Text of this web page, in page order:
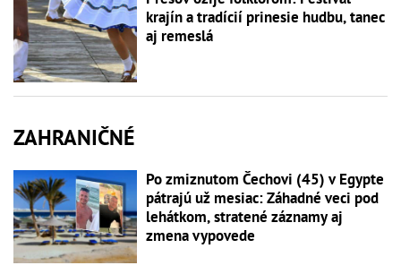
krajín a tradícií prinesie hudbu, tanec
aj remeslá
ZAHRANIČNÉ
Po zmiznutom Čechovi (45) v Egypte
pátrajú už mesiac: Záhadné veci pod
lehátkom, stratené záznamy aj
zmena vypovede